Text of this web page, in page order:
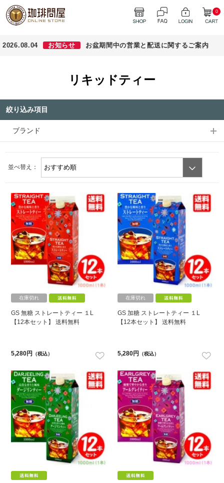
0
2026.08.04 お知らせ お盆期間中の営業と配送に関するご案内
リキッドティー
絞り込み項目
ブランド
並べ替え：
在庫切れ
GS 無糖 ストレートティー １L
【12本セット】 送料無料
5,280円 （税込）
在庫切れ
GS 加糖 ストレートティー １L
【12本セット】 送料無料
5,280円 （税込）